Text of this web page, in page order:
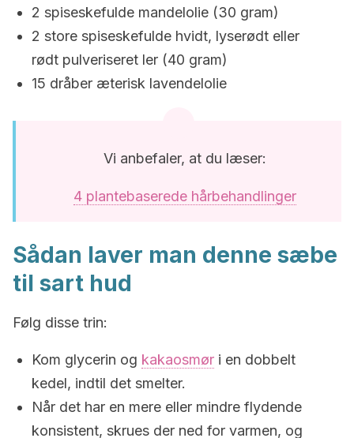
2 spiseskefulde mandelolie (30 gram)
2 store spiseskefulde hvidt, lyserødt eller
rødt pulveriseret ler (40 gram)
15 dråber æterisk lavendelolie
Vi anbefaler, at du læser:
4 plantebaserede hårbehandlinger
Sådan laver man denne sæbe
til sart hud
Følg disse trin:
Kom glycerin og kakaosmør i en dobbelt
kedel, indtil det smelter.
Når det har en mere eller mindre flydende
konsistent, skrues der ned for varmen, og